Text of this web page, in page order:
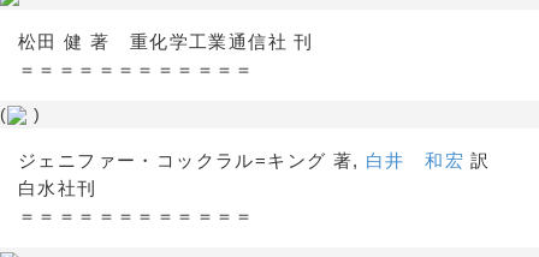
松田 健 著 重化学工業通信社 刊
＝＝＝＝＝＝＝＝＝＝＝＝
( )
ジェニファー・コックラル=キング 著, 白井 和宏 訳
白水社刊
＝＝＝＝＝＝＝＝＝＝＝＝